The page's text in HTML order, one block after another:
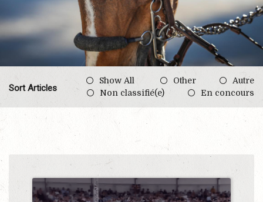
Sort Articles
Show All Other
Autre
Non classifié(e)
En concours